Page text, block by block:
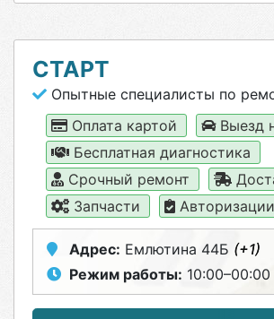
СТАРТ
Опытные специалисты по
Оплата картой
Выезд
Бесплатная диагностика
Срочный ремонт
Запчасти
Авторизации
Адрес: Емлютина 44Б (+1)
Режим работы: 10:00–00:00